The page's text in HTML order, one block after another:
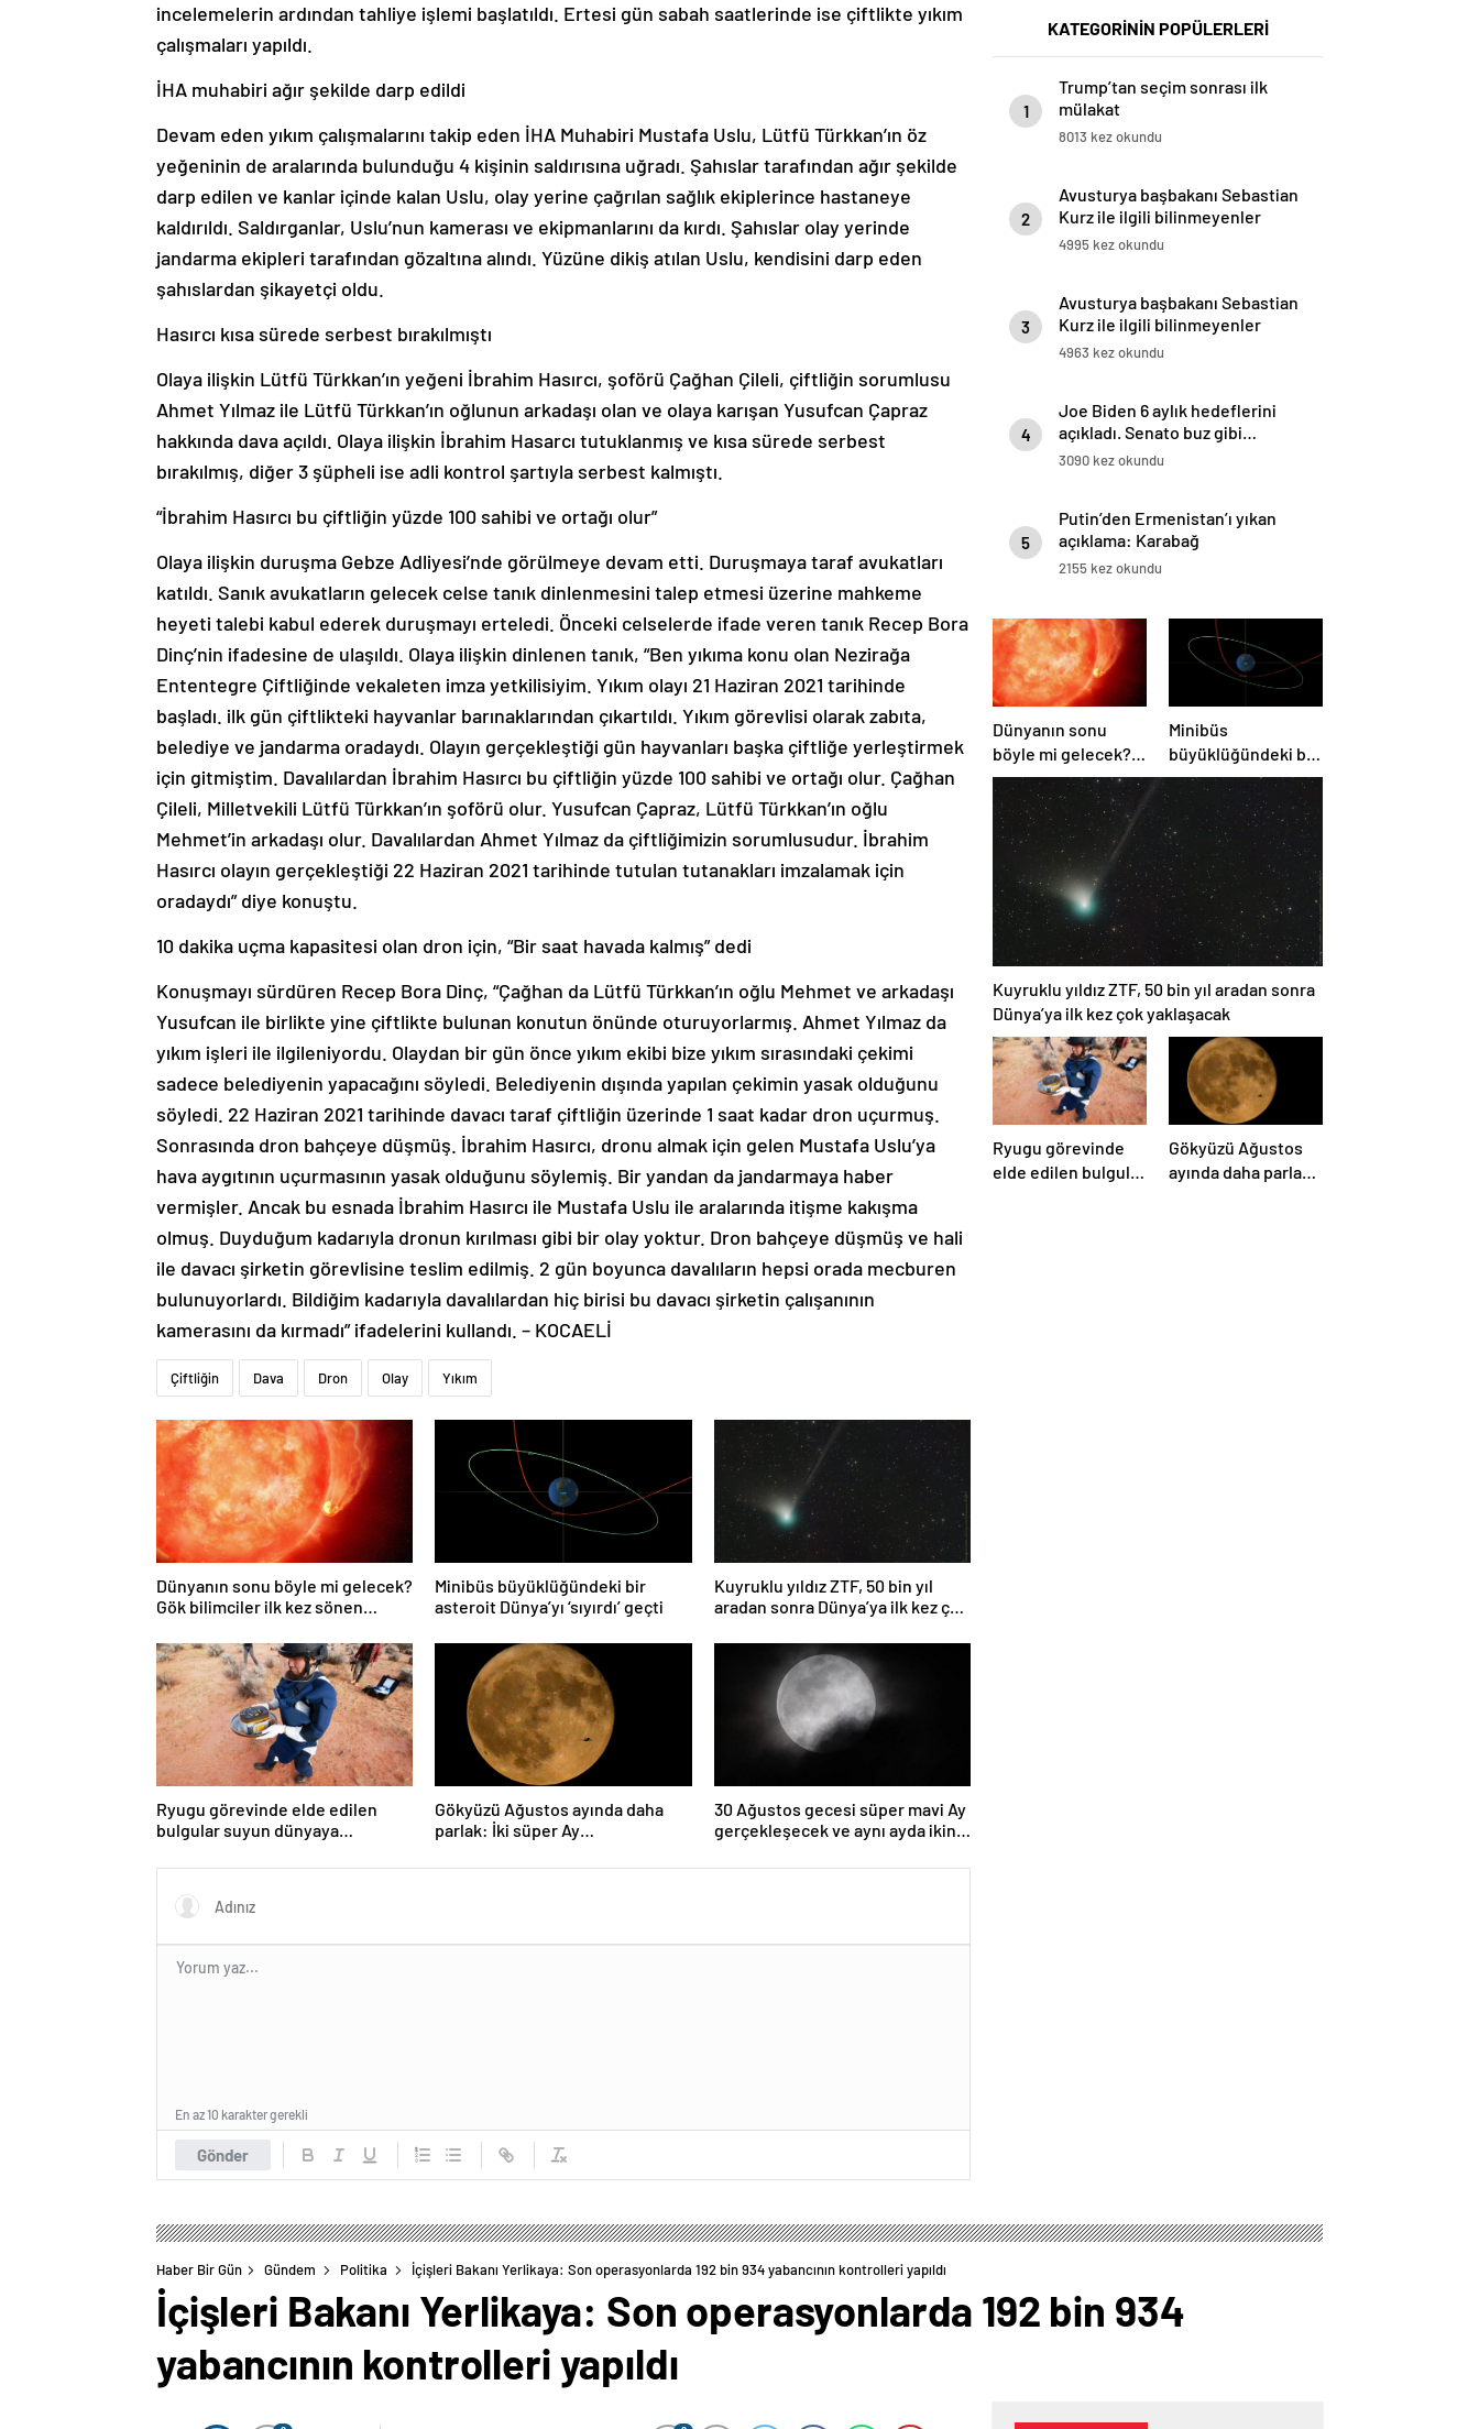
incelemelerin ardından tahliye işlemi başlatıldı. Ertesi gün sabah saatlerinde ise çiftlikte yıkım
çalışmaları yapıldı.
İHA muhabiri ağır şekilde darp edildi
Devam eden yıkım çalışmalarını takip eden İHA Muhabiri Mustafa Uslu, Lütfü Türkkan’ın öz
yeğeninin de aralarında bulunduğu 4 kişinin saldırısına uğradı. Şahıslar tarafından ağır şekilde
darp edilen ve kanlar içinde kalan Uslu, olay yerine çağrılan sağlık ekiplerince hastaneye
kaldırıldı. Saldırganlar, Uslu’nun kamerası ve ekipmanlarını da kırdı. Şahıslar olay yerinde
jandarma ekipleri tarafından gözaltına alındı. Yüzüne dikiş atılan Uslu, kendisini darp eden
şahıslardan şikayetçi oldu.
Hasırcı kısa sürede serbest bırakılmıştı
Olaya ilişkin Lütfü Türkkan’ın yeğeni İbrahim Hasırcı, şoförü Çağhan Çileli, çiftliğin sorumlusu
Ahmet Yılmaz ile Lütfü Türkkan’ın oğlunun arkadaşı olan ve olaya karışan Yusufcan Çapraz
hakkında dava açıldı. Olaya ilişkin İbrahim Hasarcı tutuklanmış ve kısa sürede serbest
bırakılmış, diğer 3 şüpheli ise adli kontrol şartıyla serbest kalmıştı.
“İbrahim Hasırcı bu çiftliğin yüzde 100 sahibi ve ortağı olur”
Olaya ilişkin duruşma Gebze Adliyesi’nde görülmeye devam etti. Duruşmaya taraf avukatları
katıldı. Sanık avukatların gelecek celse tanık dinlenmesini talep etmesi üzerine mahkeme
heyeti talebi kabul ederek duruşmayı erteledi. Önceki celselerde ifade veren tanık Recep Bora
Dinç’nin ifadesine de ulaşıldı. Olaya ilişkin dinlenen tanık, “Ben yıkıma konu olan Nezirağa
Ententegre Çiftliğinde vekaleten imza yetkilisiyim. Yıkım olayı 21 Haziran 2021 tarihinde
başladı. ilk gün çiftlikteki hayvanlar barınaklarından çıkartıldı. Yıkım görevlisi olarak zabıta,
belediye ve jandarma oradaydı. Olayın gerçekleştiği gün hayvanları başka çiftliğe yerleştirmek
için gitmiştim. Davalılardan İbrahim Hasırcı bu çiftliğin yüzde 100 sahibi ve ortağı olur. Çağhan
Çileli, Milletvekili Lütfü Türkkan’ın şoförü olur. Yusufcan Çapraz, Lütfü Türkkan’ın oğlu
Mehmet’in arkadaşı olur. Davalılardan Ahmet Yılmaz da çiftliğimizin sorumlusudur. İbrahim
Hasırcı olayın gerçekleştiği 22 Haziran 2021 tarihinde tutulan tutanakları imzalamak için
oradaydı” diye konuştu.
10 dakika uçma kapasitesi olan dron için, “Bir saat havada kalmış” dedi
Konuşmayı sürdüren Recep Bora Dinç, “Çağhan da Lütfü Türkkan’ın oğlu Mehmet ve arkadaşı
Yusufcan ile birlikte yine çiftlikte bulunan konutun önünde oturuyorlarmış. Ahmet Yılmaz da
yıkım işleri ile ilgileniyordu. Olaydan bir gün önce yıkım ekibi bize yıkım sırasındaki çekimi
sadece belediyenin yapacağını söyledi. Belediyenin dışında yapılan çekimin yasak olduğunu
söyledi. 22 Haziran 2021 tarihinde davacı taraf çiftliğin üzerinde 1 saat kadar dron uçurmuş.
Sonrasında dron bahçeye düşmüş. İbrahim Hasırcı, dronu almak için gelen Mustafa Uslu’ya
hava aygıtının uçurmasının yasak olduğunu söylemiş. Bir yandan da jandarmaya haber
vermişler. Ancak bu esnada İbrahim Hasırcı ile Mustafa Uslu ile aralarında itişme kakışma
olmuş. Duyduğum kadarıyla dronun kırılması gibi bir olay yoktur. Dron bahçeye düşmüş ve hali
ile davacı şirketin görevlisine teslim edilmiş. 2 gün boyunca davalıların hepsi orada mecburen
bulunuyorlardı. Bildiğim kadarıyla davalılardan hiç birisi bu davacı şirketin çalışanının
kamerasını da kırmadı” ifadelerini kullandı. – KOCAELİ
Çiftliğin Dava Dron Olay Yıkım
Dünyanın sonu böyle mi gelecek?
Gök bilimciler ilk kez sönen
oldu
Minibüs büyüklüğündeki bir
asteroit Dünya’yı ‘sıyırdı’ geçti
Kuyruklu yıldız ZTF, 50 bin yıl
aradan sonra Dünya’ya ilk kez çok
Ryugu görevinde elde edilen
bulgular suyun dünyaya
olabileceğini gösteriyor
Gökyüzü Ağustos ayında daha
parlak: İki süper Ay
30 Ağustos gecesi süper mavi Ay
gerçekleşecek ve aynı ayda ikinci
Gönder
En az 10 karakter gerekli
KATEGORİNİN POPÜLERLERİ
1
Trump’tan seçim sonrası ilk
mülakat
8013 kez okundu
2
Avusturya başbakanı Sebastian
Kurz ile ilgili bilinmeyenler
4995 kez okundu
3
Avusturya başbakanı Sebastian
Kurz ile ilgili bilinmeyenler
4963 kez okundu
4
Joe Biden 6 aylık hedeflerini
açıkladı. Senato buz gibi…
3090 kez okundu
5
Putin’den Ermenistan’ı yıkan
açıklama: Karabağ
Azerbaycan’ın ayrılmaz bir
2155 kez okundu
Dünyanın sonu
böyle mi gelecek?
Gök bilimciler ilk
kez sönen yıldızın
gezegeni
yutmasına tanık
oldu
Minibüs
büyüklüğündeki bir
asteroit Dünya’yı
‘sıyırdı’ geçti
Kuyruklu yıldız ZTF, 50 bin yıl aradan sonra
Dünya’ya ilk kez çok yaklaşacak
Ryugu görevinde
elde edilen bulgular
Gökyüzü Ağustos
ayında daha parlak:
Haber Bir Gün Gündem Politika İçişleri Bakanı Yerlikaya: Son operasyonlarda 192 bin 934 yabancının kontrolleri yapıldı
İçişleri Bakanı Yerlikaya: Son operasyonlarda 192 bin 934
yabancının kontrolleri yapıldı